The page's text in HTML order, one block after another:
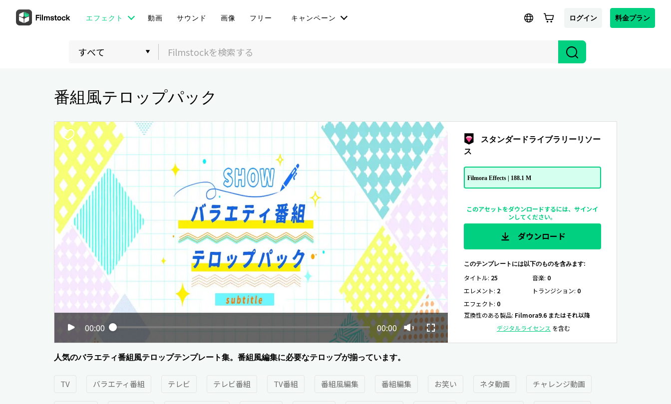
エフェクト 動画 サウンド 画像 フリー キャンペーン ログイン 料金プラン
番組風テロップパック
00:00 00:00
スタンダードライブラリーリソー
ス
Filmora Effects | 188.1 M
このアセットをダウンロードするには、サインイ
ンしてください。
ダウンロード
このテンプレートには以下のものを含みます:
タイトル: 25 音楽: 0
エレメント: 2 トランジション: 0
エフェクト: 0
互換性のある製品: Filmora9.6 またはそれ以降
デジタルライセンス を含む
人気のバラエティ番組風テロップテンプレート集。番組風編集に必要なテロップが揃っています。
TV バラエティ番組 テレビ テレビ番組 TV番組 番組風編集 番組編集 お笑い ネタ動画 チャレンジ動画